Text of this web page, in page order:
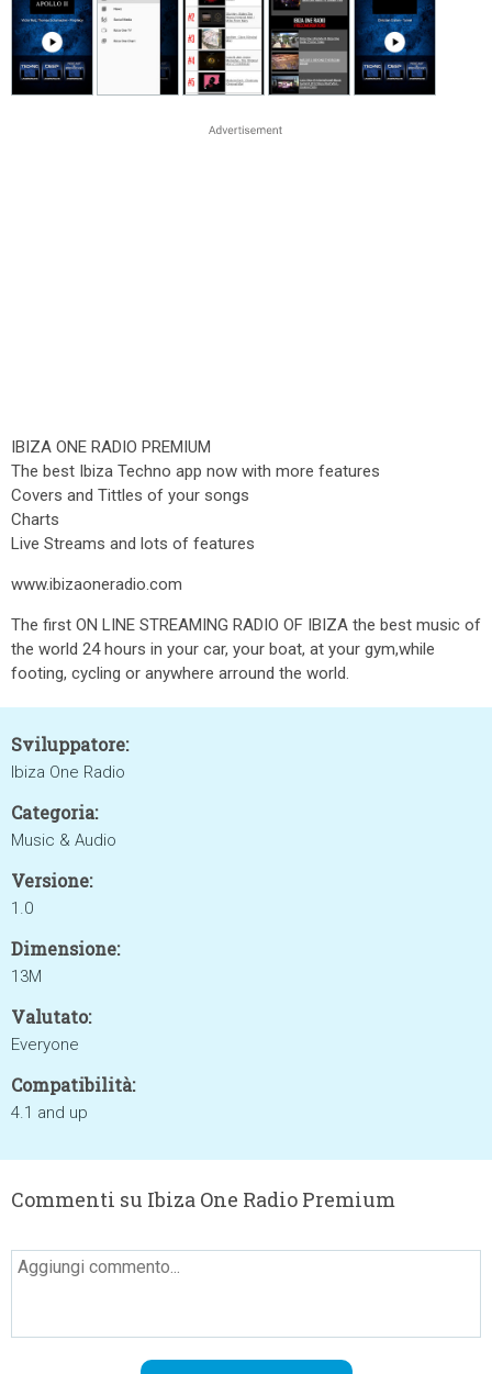
IBIZA ONE RADIO PREMIUM
The best Ibiza Techno app now with more features
Covers and Tittles of your songs
Charts
Live Streams and lots of features
www.ibizaoneradio.com
The first ON LINE STREAMING RADIO OF IBIZA the best music of
the world 24 hours in your car, your boat, at your gym,while
footing, cycling or anywhere arround the world.
Sviluppatore:
Ibiza One Radio
Categoria:
Music & Audio
Versione:
1.0
Dimensione:
13M
Valutato:
Everyone
Compatibilità:
4.1 and up
Commenti su Ibiza One Radio Premium